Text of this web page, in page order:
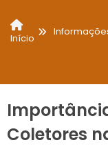
Início
Coletores